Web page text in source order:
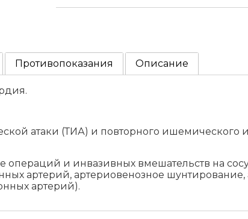
Противопоказания Описание
атаки (ТИА) и повторного ишемического
и инвазивных вмешательств на
артерий, артериовенозное шунтирование,
артерий).